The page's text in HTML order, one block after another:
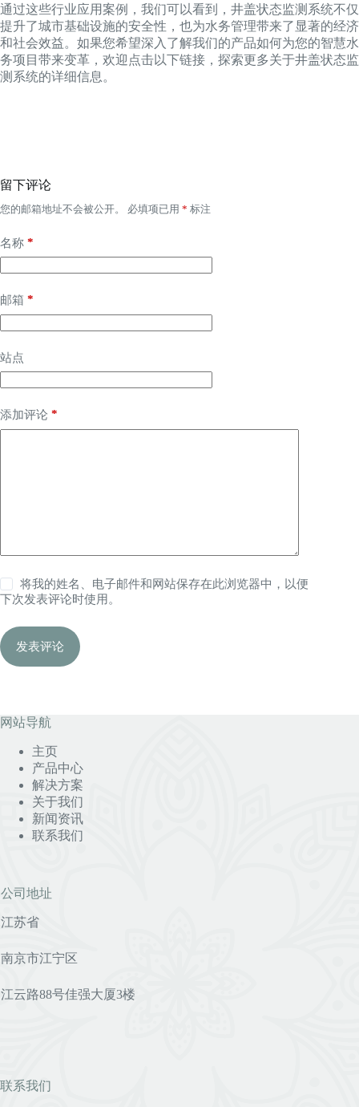
通过这些行业应用案例，我们可以看到，井盖状态监测系统不仅
提升了城市基础设施的安全性，也为水务管理带来了显著的经济
和社会效益。如果您希望深入了解我们的产品如何为您的智慧水
务项目带来变革，欢迎点击以下链接，探索更多关于井盖状态监
测系统的详细信息。
留下评论
您的邮箱地址不会被公开。 必填项已用 * 标注
名称 *
邮箱 *
站点
添加评论 *
将我的姓名、电子邮件和网站保存在此浏览器中，以便
下次发表评论时使用。
发表评论
网站导航
主页
产品中心
解决方案
关于我们
新闻资讯
联系我们
公司地址
江苏省
南京市江宁区
江云路88号佳强大厦3楼
联系我们